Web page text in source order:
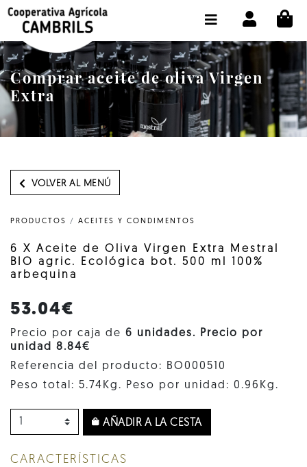
Comprar aceite de oliva Virgen
Extra
VOLVER AL MENÚ
PRODUCTOS / ACEITES Y CONDIMENTOS
6 X Aceite de Oliva Virgen Extra Mestral
BIO agric. Ecológica bot. 500 ml 100%
arbequina
53.04€
Precio por caja de 6 unidades. Precio por
unidad 8.84€
Referencia del producto: BO000510
Peso total: 5.74Kg. Peso por unidad: 0.96Kg.
AÑADIR A LA CESTA
CARACTERÍSTICAS
TIENDA COMPRA ONLINE
LA COOPERATIVA
OLEOTOUR
PRODUCTOS
NUESTRO ACEITE
SELECCIONAR IDIOMA : ES